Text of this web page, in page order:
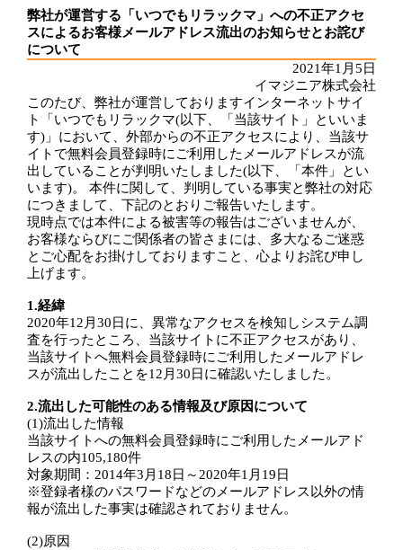
弊社が運営する「いつでもリラックマ」への不正アクセ
スによるお客様メールアドレス流出のお知らせとお詫び
について
2021年1月5日
イマジニア株式会社
このたび、弊社が運営しておりますインターネットサイ
ト「いつでもリラックマ(以下、「当該サイト」といいま
す)」において、外部からの不正アクセスにより、当該サ
イトで無料会員登録時にご利用したメールアドレスが流
出していることが判明いたしました(以下、「本件」とい
います)。 本件に関して、判明している事実と弊社の対応
につきまして、下記のとおりご報告いたします。
現時点では本件による被害等の報告はございませんが、
お客様ならびにご関係者の皆さまには、多大なるご迷惑
とご心配をお掛けしておりますこと、心よりお詫び申し
上げます。
1.経緯
2020年12月30日に、異常なアクセスを検知しシステム調
査を行ったところ、当該サイトに不正アクセスがあり、
当該サイトへ無料会員登録時にご利用したメールアドレ
スが流出したことを12月30日に確認いたしました。
2.流出した可能性のある情報及び原因について
(1)流出した情報
当該サイトへの無料会員登録時にご利用したメールアド
レスの内105,180件
対象期間：2014年3月18日～2020年1月19日
※登録者様のパスワードなどのメールアドレス以外の情
報が流出した事実は確認されておりません。
(2)原因